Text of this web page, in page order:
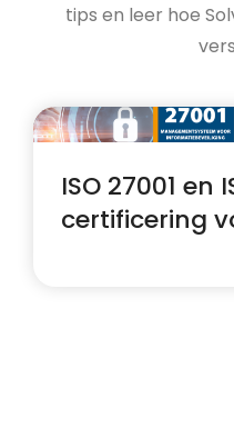
tips en leer hoe
ISO 27001 en
certificering